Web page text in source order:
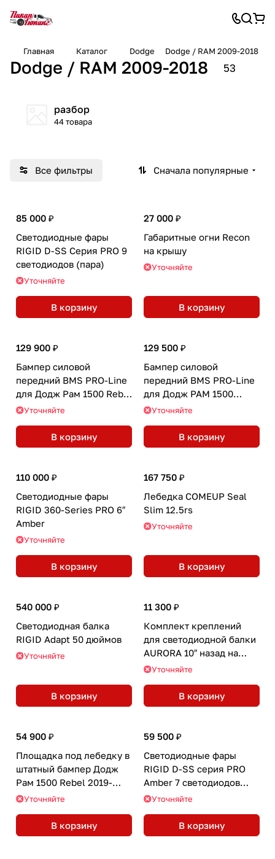
Главная Каталог Dodge Dodge / RAM 2009-2018
Dodge / RAM 2009-2018 53
разбор
44 товара
Все фильтры Сначала популярные
85 000 ₽
Светодиодные фары
RIGID D-SS Серия PRO 9
светодиодов (пара)
Уточняйте
В корзину
27 000 ₽
Габаритные огни Recon
на крышу
Уточняйте
В корзину
129 900 ₽
Бампер силовой
передний BMS PRO-Line
для Додж Рам 1500 Rebel
2024-2026
Уточняйте
В корзину
129 500 ₽
Бампер силовой
передний BMS PRO-Line
для Додж РАМ 1500
2024-2026
Уточняйте
В корзину
110 000 ₽
Светодиодные фары
RIGID 360-Series PRO 6″
Amber
Уточняйте
В корзину
167 750 ₽
Лебедка COMEUP Seal
Slim 12.5rs
Уточняйте
В корзину
540 000 ₽
Светодиодная балка
RIGID Adapt 50 дюймов
Уточняйте
В корзину
11 300 ₽
Комплект креплений
для светодиодной балки
AURORA 10″ назад на
дугу BMSBAR
Уточняйте
В корзину
54 900 ₽
Площадка под лебедку в
штатный бампер Додж
Рам 1500 Rebel 2019-
2024
Уточняйте
В корзину
59 500 ₽
Светодиодные фары
RIGID D-SS серия PRO
Amber 7 светодиодов
(пара)
Уточняйте
В корзину